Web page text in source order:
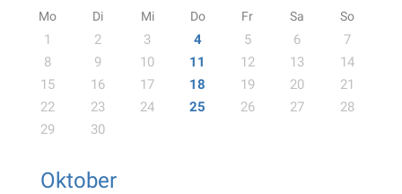
Mo Di Mi Do Fr Sa So
1 2 3 4 5 6
7
8
9 10 11 12 13
14
15
16 17 18 19 20
21
22
23 24 25 26 27
28
29
30
Oktober